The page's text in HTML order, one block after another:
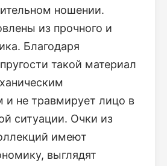
ношении.
из прочного и
Благодаря
такой материал
и не травмирует лицо в
ситуации. Очки из
имеют
выглядят